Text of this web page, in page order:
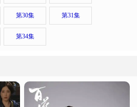
第30集 第31集
第34集